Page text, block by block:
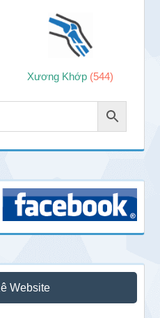
Xương Khớp (544)
Website